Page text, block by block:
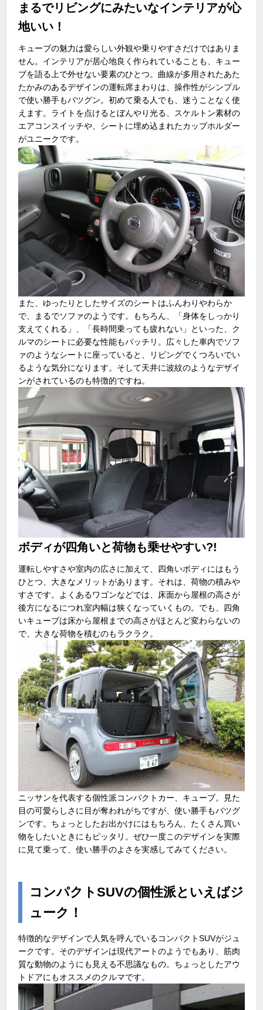
まるでリビングにみたいなインテリアが心
地いい！
キューブの魅力は愛らしい外観や乗りやすさだけではありま
せん。インテリアが居心地良く作られていることも、キュー
ブを語る上で外せない要素のひとつ。曲線が多用されたあた
たかみのあるデザインの運転席まわりは、操作性がシンプル
で使い勝手もバツグン。初めて乗る人でも、迷うことなく使
えます。ライトを点けるとぼんやり光る、スケルトン素材の
エアコンスイッチや、シートに埋め込まれたカップホルダー
がユニークです。
また、ゆったりとしたサイズのシートはふんわりやわらか
で、まるでソファのようです。もちろん、「身体をしっかり
支えてくれる」、「長時間乗っても疲れない」といった、ク
ルマのシートに必要な性能もバッチリ。広々した車内でソフ
ァのようなシートに座っていると、リビングでくつろいでい
るような気分になります。そして天井に波紋のようなデザイ
ンがされているのも特徴的ですね。
ボディが四角いと荷物も乗せやすい?!
運転しやすさや室内の広さに加えて、四角いボディにはもう
ひとつ、大きなメリットがあります。それは、荷物の積みや
すさです。よくあるワゴンなどでは、床面から屋根の高さが
後方になるにつれ室内幅は狭くなっていくもの。でも、四角
いキューブは床から屋根までの高さがほとんど変わらないの
で、大きな荷物を積むのもラクラク。
ニッサンを代表する個性派コンパクトカー、キューブ。見た
目の可愛らしさに目が奪われがちですが、使い勝手もバツグ
ンです。ちょっとしたお出かけにはもちろん、たくさん買い
物をしたいときにもピッタリ。ぜひ一度このデザインを実際
に見て乗って、使い勝手のよさを実感してみてください。
コンパクトSUVの個性派といえばジ
ューク！
特徴的なデザインで人気を呼んでいるコンパクトSUVがジュ
ークです。そのデザインは現代アートのようでもあり、筋肉
質な動物のようにも見える不思議なもの。ちょっとしたアウ
トドアにもオススメのクルマです。